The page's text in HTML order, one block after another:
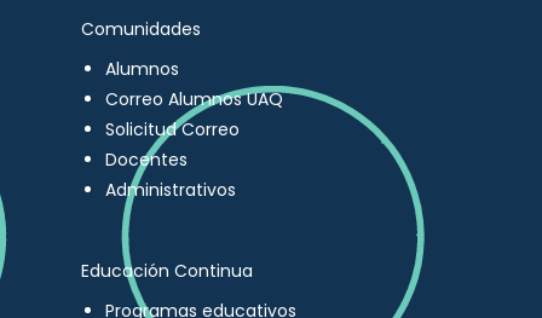
Comunidades
Alumnos
Correo Alumnos UAQ
Solicitud Correo
Docentes
Administrativos
Educación Continua
Programas educativos